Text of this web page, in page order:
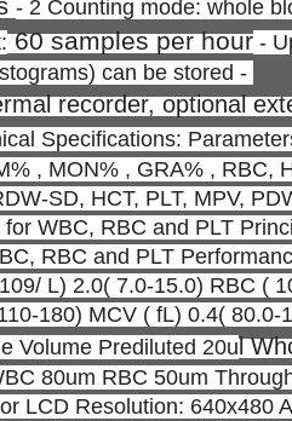
- 2 Counting mode: whole
60 samples per hour -
can be stored -
recorder, optional
Specifications:
, MON% , GRA% , RBC,
SD, HCT, PLT, MPV,
for WBC, RBC and PLT
RBC and PLT
L) 2.0( 7.0-15.0) RBC (
180) MCV ( fL) 0.4( 80.0-
Volume Prediluted 20ul
80um RBC 50um
LCD Resolution: 640x480